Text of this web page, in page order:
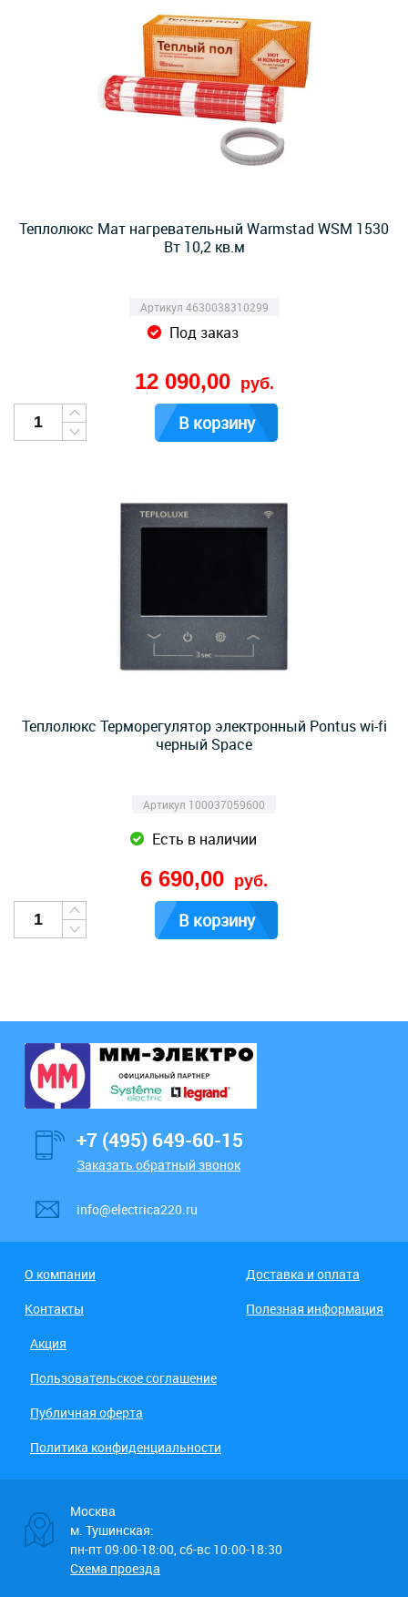
Теплолюкс Мат нагревательный Warmstad WSM 1530
Вт 10,2 кв.м
Артикул 4630038310299
Под заказ
12 090,00 руб.
В корзину
Теплолюкс Терморегулятор электронный Pontus wi-fi
черный Space
Артикул 100037059600
Есть в наличии
6 690,00 руб.
В корзину
+7 (495) 649-60-15
Заказать обратный звонок
info@electrica220.ru
О компании
Доставка и оплата
Контакты
Полезная информация
Акция
Пользовательское соглашение
Публичная оферта
Политика конфиденциальности
Москва
м. Тушинская:
пн-пт 09:00-18:00, сб-вс 10:00-18:30
Схема проезда